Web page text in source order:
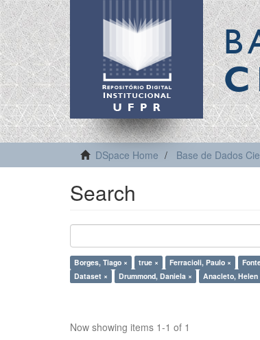
DSpace Home Base de Dados
Search
Borges, Tiago × true × Ferracioli, Paulo ×
Dataset ×
Drummond, Daniela × Anacleto, Helen
Now showing items 1-1 of 1